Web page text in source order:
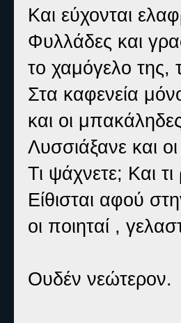
Και εύχονται
Φυλλάδες και
το χαμόγελο της,
Στα καφενεία
και οι
Λυσσιάξανε και
Τι ψάχνετε; Και
Είθισται αφού
οι ποιηταί ,
Ουδέν νεώτερον.